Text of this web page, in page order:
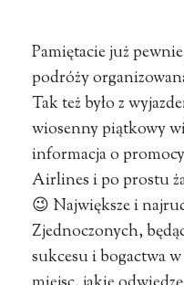
Pamiętacie już
podróży
Tak też było z
wiosenny piątkowy
informacja o
Airlines i po prostu
😉 Największe i
Zjednoczonych,
sukcesu i bogactwa